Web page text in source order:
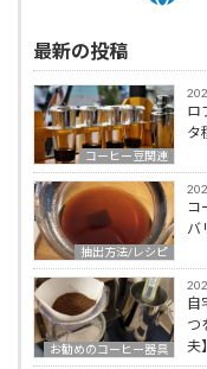
最新の投稿
コーヒー豆関連
ロ
タ
抽出方法/レシピ
コ
バ
お勧めのコーヒー器具
自
つ
夫】